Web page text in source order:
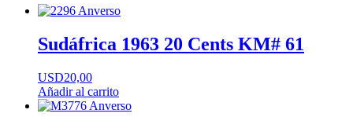
Sudáfrica 1963 20 Cents KM# 61
USD20,00
Añadir al carrito